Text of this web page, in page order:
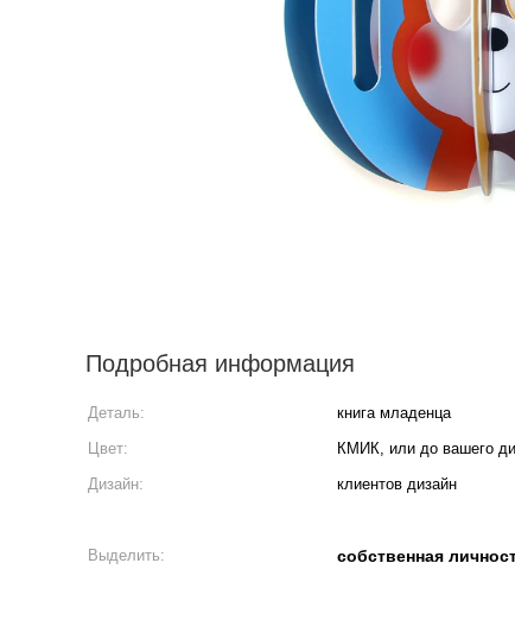
Подробная информация
Деталь: книга младенца
Цвет:
КМИК, или до вашего
Дизайн:
клиентов дизайн
Выделить: собственная